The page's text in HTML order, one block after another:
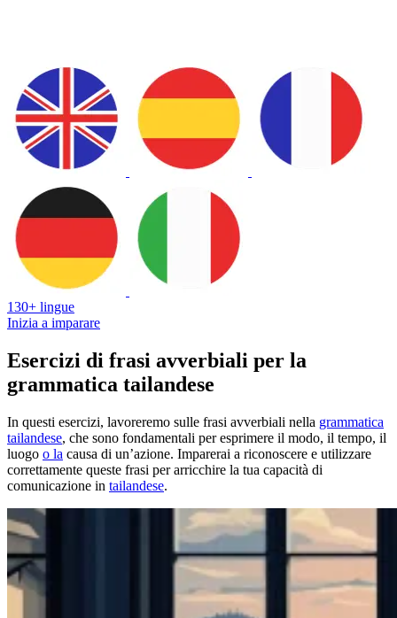
130+ lingue
Inizia a imparare
Esercizi di frasi avverbiali per la
grammatica tailandese
In questi esercizi, lavoreremo sulle frasi avverbiali nella grammatica
tailandese, che sono fondamentali per esprimere il modo, il tempo, il
luogo o la causa di un’azione. Imparerai a riconoscere e utilizzare
correttamente queste frasi per arricchire la tua capacità di
comunicazione in tailandese.